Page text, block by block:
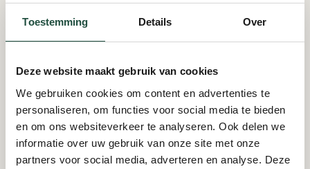
Toestemming Details Over
Deze website maakt gebruik van cookies
We gebruiken cookies om content en advertenties te
personaliseren, om functies voor social media te bieden
en om ons websiteverkeer te analyseren. Ook delen we
informatie over uw gebruik van onze site met onze
partners voor social media, adverteren en analyse. Deze
breed wordt getoond, hoeft geen 5000 pixels breed
te zijn. Dit helpt bij eensnellere websiteen voorkomt
Snelheid heeft ook invloed op gebruikservaring en
SEO.
Foto’s inzetten voor
vindbaarheid